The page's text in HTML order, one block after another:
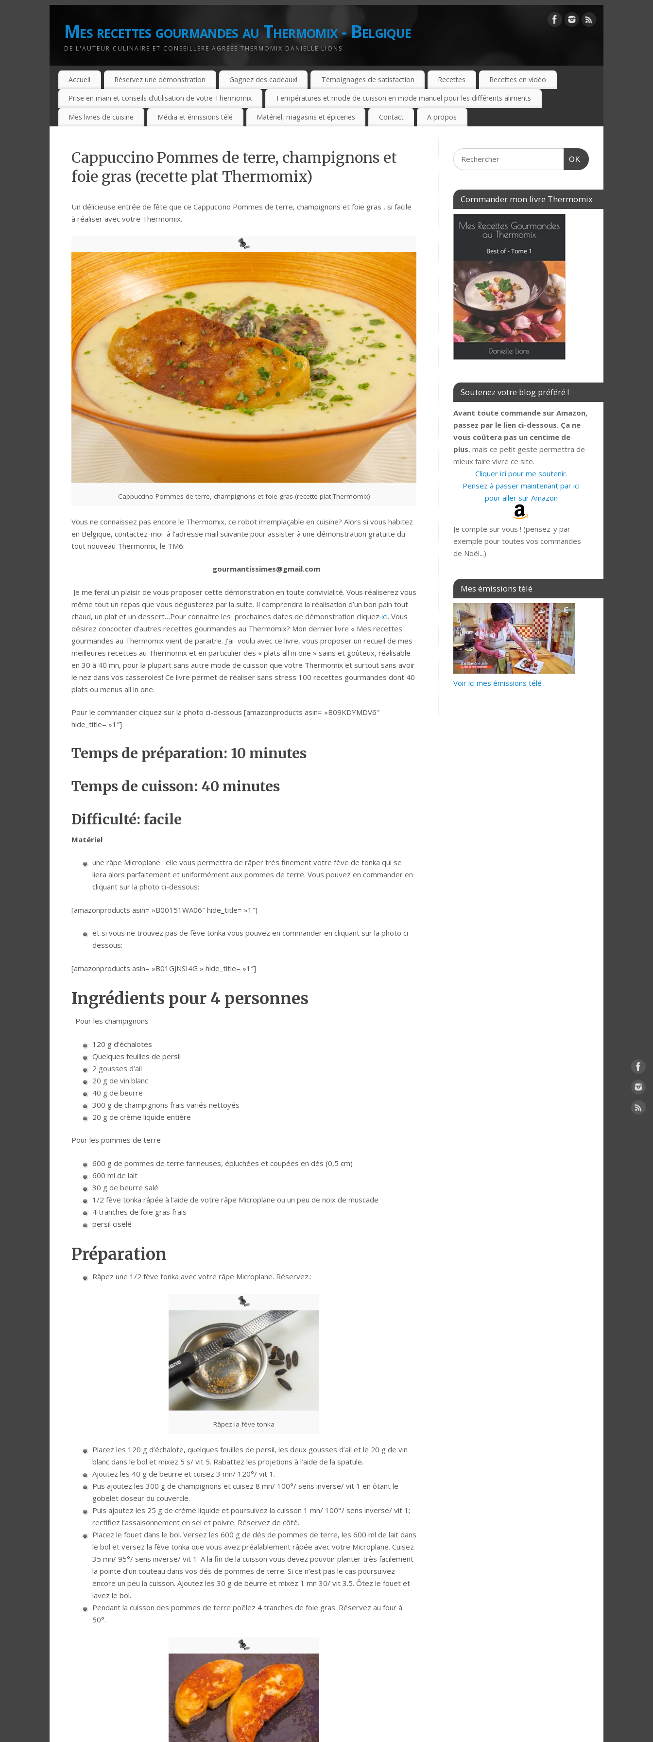
Mes recettes gourmandes au Thermomix - Belgique
DE L'AUTEUR CULINAIRE ET CONSEILLÈRE AGRÉÉE THERMOMIX DANIELLE LIONS
Accueil Réservez une démonstration Gagnez des cadeaux! Témoignages de satisfaction Recettes Recettes en vidéo
Prise en main et conseils d’utilisation de votre Thermomix Températures et mode de cuisson en mode manuel pour les différents aliments
Mes livres de cuisine Média et émissions télé Matériel, magasins et épiceries Contact A propos
Cappuccino Pommes de terre, champignons et
foie gras (recette plat Thermomix)
Un délicieuse entrée de fête que ce Cappuccino Pommes de terre, champignons et foie gras , si facile
à réaliser avec votre Thermomix.
Cappuccino Pommes de terre, champignons et foie gras (recette plat Thermomix)
Vous ne connaissez pas encore le Thermomix, ce robot irremplaçable en cuisine? Alors si vous habitez
en Belgique, contactez-moi à l’adresse mail suivante pour assister à une démonstration gratuite du
tout nouveau Thermomix, le TM6:
gourmantissimes@gmail.com
Je me ferai un plaisir de vous proposer cette démonstration en toute convivialité. Vous réaliserez vous
même tout un repas que vous dégusterez par la suite. Il comprendra la réalisation d’un bon pain tout
chaud, un plat et un dessert…Pour connaitre les prochaines dates de démonstration cliquez ici. Vous
désirez concocter d’autres recettes gourmandes au Thermomix? Mon dernier livre « Mes recettes
gourmandes au Thermomix vient de paraitre. J’ai voulu avec ce livre, vous proposer un recueil de mes
meilleures recettes au Thermomix et en particulier des « plats all in one » sains et goûteux, réalisable
en 30 à 40 mn, pour la plupart sans autre mode de cuisson que votre Thermomix et surtout sans avoir
le nez dans vos casseroles! Ce livre permet de réaliser sans stress 100 recettes gourmandes dont 40
plats ou menus all in one.
Pour le commander cliquez sur la photo ci-dessous [amazonproducts asin= »B09KDYMDV6″
hide_title= »1″]
Temps de préparation: 10 minutes
Temps de cuisson: 40 minutes
Difficulté: facile
Matériel
une râpe Microplane : elle vous permettra de râper très finement votre fève de tonka qui se
liera alors parfaitement et uniformément aux pommes de terre. Vous pouvez en commander en
cliquant sur la photo ci-dessous:
[amazonproducts asin= »B00151WA06″ hide_title= »1″]
et si vous ne trouvez pas de fève tonka vous pouvez en commander en cliquant sur la photo ci-
dessous:
[amazonproducts asin= »B01GJNSI4G » hide_title= »1″]
Ingrédients pour 4 personnes
Pour les champignons
120 g d’échalotes
Quelques feuilles de persil
2 gousses d’ail
20 g de vin blanc
40 g de beurre
300 g de champignons frais variés nettoyés
20 g de crème liquide entière
Pour les pommes de terre
600 g de pommes de terre farineuses, épluchées et coupées en dés (0,5 cm)
600 ml de lait
30 g de beurre salé
1/2 fève tonka râpée à l’aide de votre râpe Microplane ou un peu de noix de muscade
4 tranches de foie gras frais
persil ciselé
Préparation
Râpez une 1/2 fève tonka avec votre râpe Microplane. Réservez.:
Râpez la fève tonka
Placez les 120 g d’échalote, quelques feuilles de persil, les deux gousses d’ail et le 20 g de vin
blanc dans le bol et mixez 5 s/ vit 5. Rabattez les projetions à l’aide de la spatule.
Ajoutez les 40 g de beurre et cuisez 3 mn/ 120°/ vit 1.
Pus ajoutez les 300 g de champignons et cuisez 8 mn/ 100°/ sens inverse/ vit 1 en ôtant le
gobelet doseur du couvercle.
Puis ajoutez les 25 g de crème liquide et poursuivez la cuisson 1 mn/ 100°/ sens inverse/ vit 1;
rectifiez l’assaisonnement en sel et poivre. Réservez de côté.
Placez le fouet dans le bol. Versez les 600 g de dés de pommes de terre, les 600 ml de lait dans
le bol et versez la fève tonka que vous avez préalablement râpée avec votre Microplane. Cuisez
35 mn/ 95°/ sens inverse/ vit 1. A la fin de la cuisson vous devez pouvoir planter très facilement
la pointe d’un couteau dans vos dés de pommes de terre. Si ce n’est pas le cas poursuivez
encore un peu la cuisson. Ajoutez les 30 g de beurre et mixez 1 mn 30/ vit 3.5. Ôtez le fouet et
lavez le bol.
Pendant la cuisson des pommes de terre poêlez 4 tranches de foie gras. Réservez au four à
50°.
OK
Commander mon livre Thermomix
Soutenez votre blog préféré !
Avant toute commande sur Amazon,
passez par le lien ci-dessous. Ça ne
vous coûtera pas un centime de
plus, mais ce petit geste permettra de
mieux faire vivre ce site.
Cliquer ici pour me soutenir.
Pensez à passer maintenant par ici
pour aller sur Amazon
Je compte sur vous ! (pensez-y par
exemple pour toutes vos commandes
de Noël...)
Mes émissions télé
Voir ici mes émissions télé